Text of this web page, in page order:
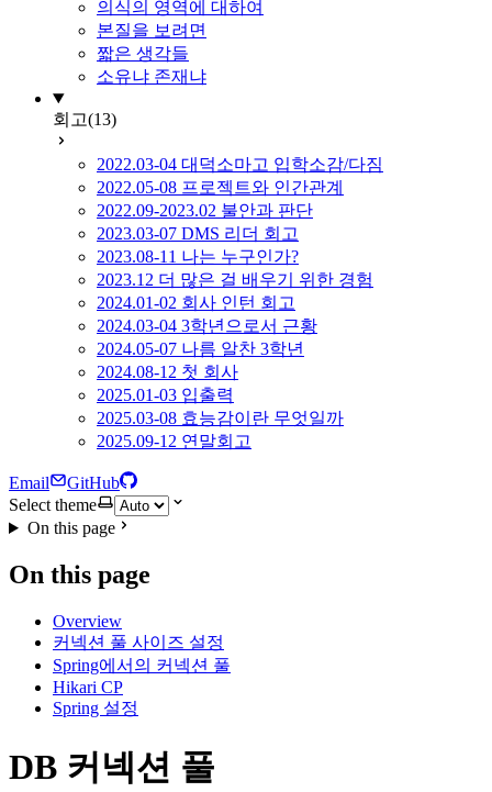
의식의 영역에 대하여
본질을 보려면
짧은 생각들
소유냐 존재냐
회고(13)
2022.03-04 대덕소마고 입학소감/다짐
2022.05-08 프로젝트와 인간관계
2022.09-2023.02 불안과 판단
2023.03-07 DMS 리더 회고
2023.08-11 나는 누구인가?
2023.12 더 많은 걸 배우기 위한 경험
2024.01-02 회사 인턴 회고
2024.03-04 3학년으로서 근황
2024.05-07 나름 알찬 3학년
2024.08-12 첫 회사
2025.01-03 입출력
2025.03-08 효능감이란 무엇일까
2025.09-12 연말회고
Email
GitHub
Select theme
On this page
On this page
Overview
커넥션 풀 사이즈 설정
Spring에서의 커넥션 풀
Hikari CP
Spring 설정
DB 커넥션 풀